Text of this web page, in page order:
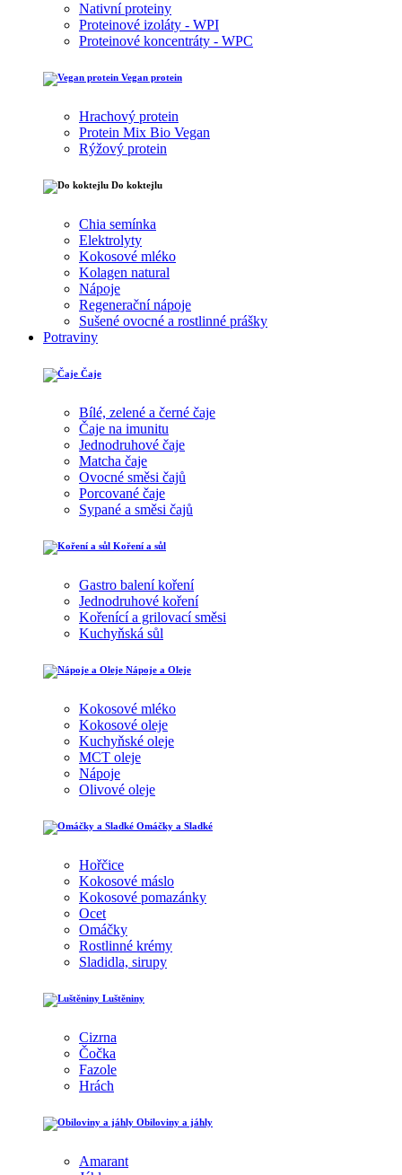
Nativní proteiny
Proteinové izoláty - WPI
Proteinové koncentráty - WPC
Vegan protein
Hrachový protein
Protein Mix Bio Vegan
Rýžový protein
Do koktejlu
Chia semínka
Elektrolyty
Kokosové mléko
Kolagen natural
Nápoje
Regenerační nápoje
Sušené ovocné a rostlinné prášky
Potraviny
Čaje
Bílé, zelené a černé čaje
Čaje na imunitu
Jednodruhové čaje
Matcha čaje
Ovocné směsi čajů
Porcované čaje
Sypané a směsi čajů
Koření a sůl
Gastro balení koření
Jednodruhové koření
Kořenící a grilovací směsi
Kuchyňská sůl
Nápoje a Oleje
Kokosové mléko
Kokosové oleje
Kuchyňské oleje
MCT oleje
Nápoje
Olivové oleje
Omáčky a Sladké
Hořčice
Kokosové máslo
Kokosové pomazánky
Ocet
Omáčky
Rostlinné krémy
Sladidla, sirupy
Luštěniny
Cizrna
Čočka
Fazole
Hrách
Obiloviny a jáhly
Amarant